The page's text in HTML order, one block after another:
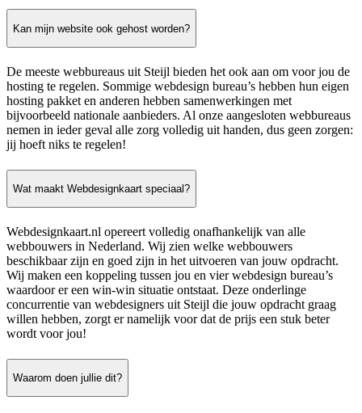
Kan mijn website ook gehost worden?
De meeste webbureaus uit Steijl bieden het ook aan om voor jou de
hosting te regelen. Sommige webdesign bureau’s hebben hun eigen
hosting pakket en anderen hebben samenwerkingen met
bijvoorbeeld nationale aanbieders. Al onze aangesloten webbureaus
nemen in ieder geval alle zorg volledig uit handen, dus geen zorgen:
jij hoeft niks te regelen!
Wat maakt Webdesignkaart speciaal?
Webdesignkaart.nl opereert volledig onafhankelijk van alle
webbouwers in Nederland. Wij zien welke webbouwers
beschikbaar zijn en goed zijn in het uitvoeren van jouw opdracht.
Wij maken een koppeling tussen jou en vier webdesign bureau’s
waardoor er een win-win situatie ontstaat. Deze onderlinge
concurrentie van webdesigners uit Steijl die jouw opdracht graag
willen hebben, zorgt er namelijk voor dat de prijs een stuk beter
wordt voor jou!
Waarom doen jullie dit?